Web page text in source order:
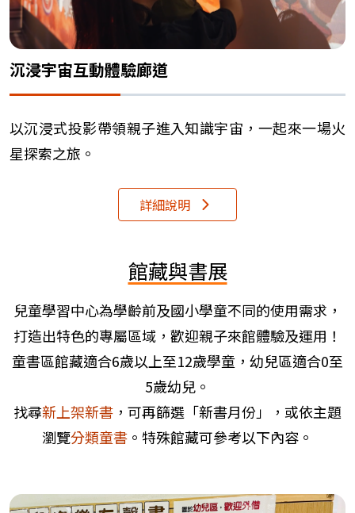
沉浸宇宙互動體驗廊道
以沉浸式投影帶領親子進入知識宇宙，一起來一場火
星探索之旅。
詳細說明
館藏與書展
兒童學習中心為學齡前及國小學童不同的使用需求，
打造出特色的專屬區域，歡迎親子來館體驗及運用！
童書區館藏適合6歲以上至12歲學童，幼兒區適合0至
5歲幼兒。
找尋新上架新書 ，可再篩選「新書月份」，或依主題
瀏覽分類童書 。特殊館藏可參考以下內容。